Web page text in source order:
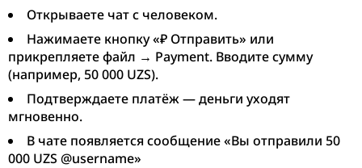
Открываете чат с человеком.
Нажимаете кнопку «₽ Отправить» или
прикрепляете файл → Payment. Вводите сумму
(например, 50 000 UZS).
Подтверждаете платёж — деньги уходят
мгновенно.
В чате появляется сообщение «Вы отправили 50
000 UZS @username»